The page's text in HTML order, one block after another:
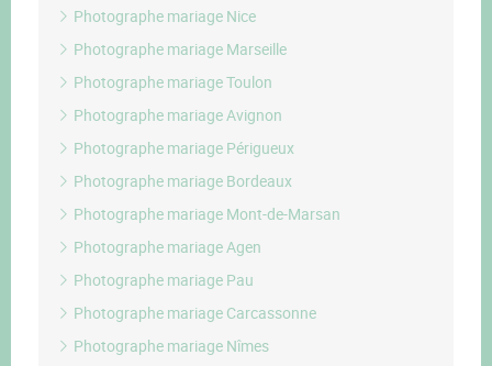
Photographe mariage Nice
Photographe mariage Marseille
Photographe mariage Toulon
Photographe mariage Avignon
Photographe mariage Périgueux
Photographe mariage Bordeaux
Photographe mariage Mont-de-Marsan
Photographe mariage Agen
Photographe mariage Pau
Photographe mariage Carcassonne
Photographe mariage Nîmes